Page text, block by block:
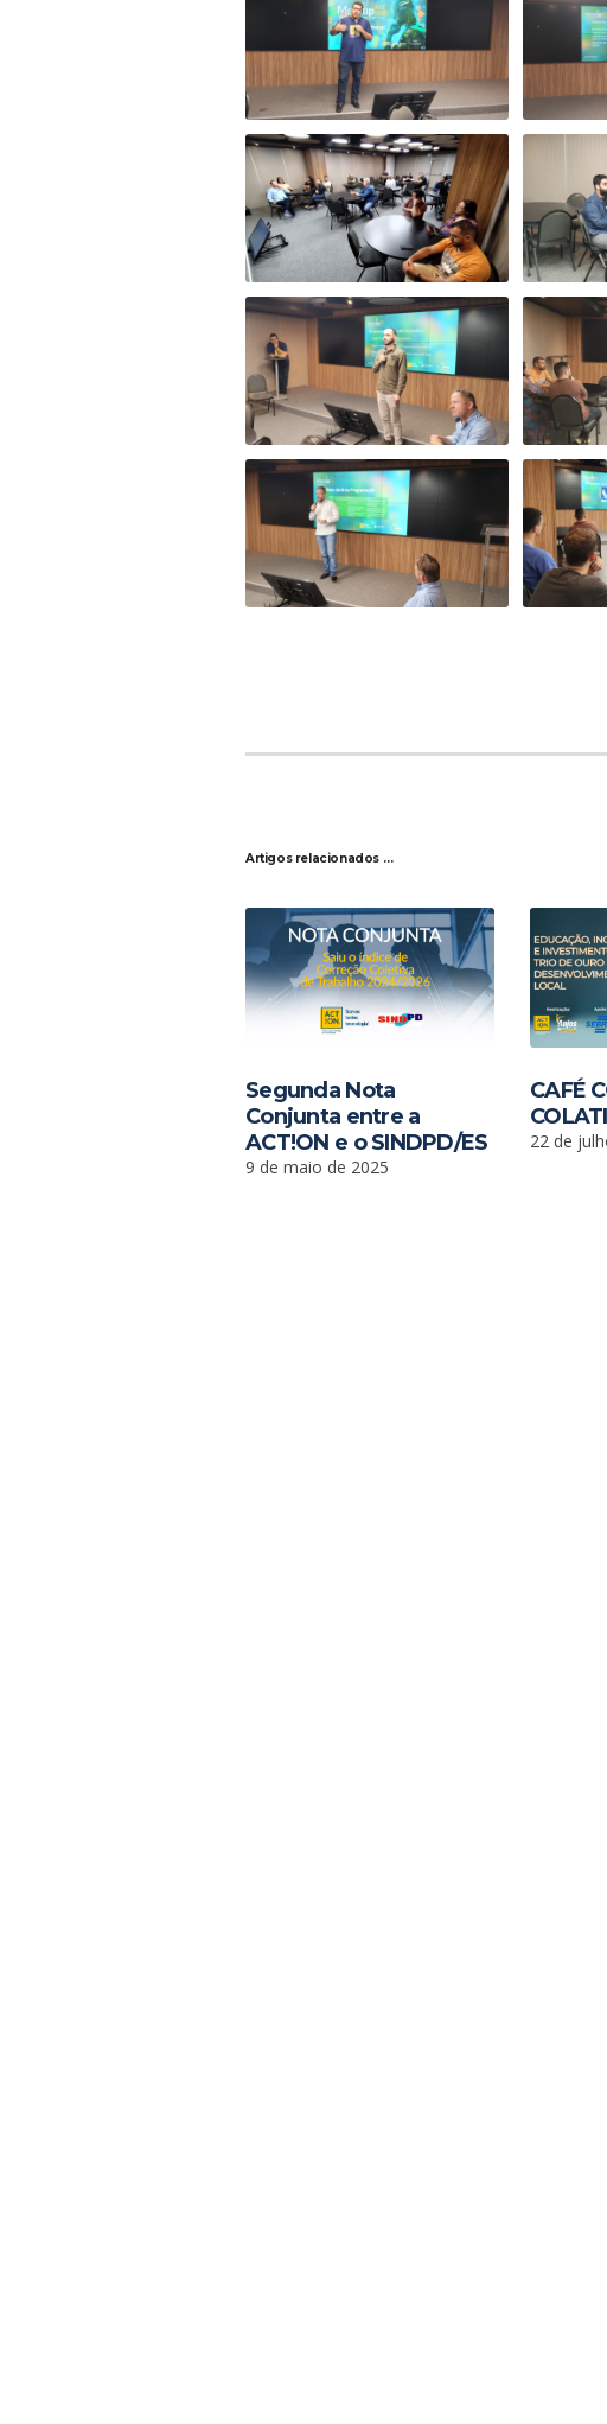
Artigos relacionados …
Segunda Nota
Conjunta entre a
ACT!ON e o SINDPD/ES
9 de maio de 2025
CAFÉ
22 de